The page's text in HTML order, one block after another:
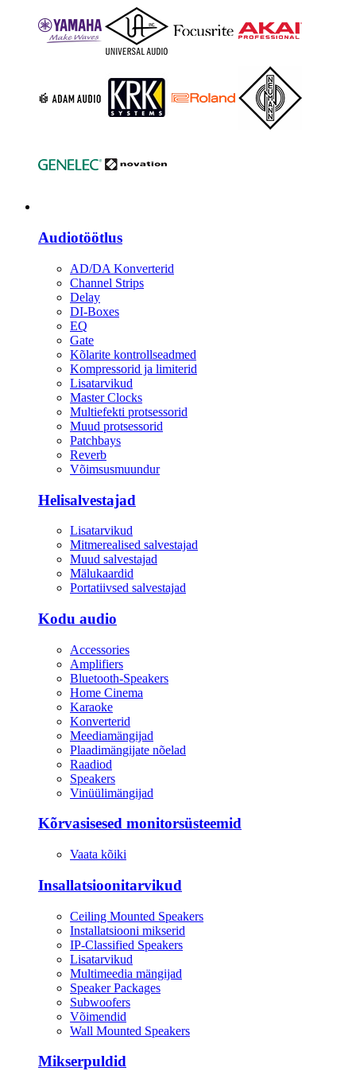
Audiotöötlus
AD/DA Konverterid
Channel Strips
Delay
DI-Boxes
EQ
Gate
Kõlarite kontrollseadmed
Kompressorid ja limiterid
Lisatarvikud
Master Clocks
Multiefekti protsessorid
Muud protsessorid
Patchbays
Reverb
Võimsusmuundur
Helisalvestajad
Lisatarvikud
Mitmerealised salvestajad
Muud salvestajad
Mälukaardid
Portatiivsed salvestajad
Kodu audio
Accessories
Amplifiers
Bluetooth-Speakers
Home Cinema
Karaoke
Konverterid
Meediamängijad
Plaadimängijate nõelad
Raadiod
Speakers
Vinüülimängijad
Kõrvasisesed monitorsüsteemid
Vaata kõiki
Insallatsioonitarvikud
Ceiling Mounted Speakers
Installatsiooni mikserid
IP-Classified Speakers
Lisatarvikud
Multimeedia mängijad
Speaker Packages
Subwoofers
Võimendid
Wall Mounted Speakers
Mikserpuldid